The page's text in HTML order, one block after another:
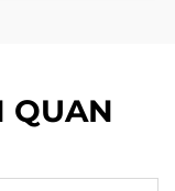
QUAN